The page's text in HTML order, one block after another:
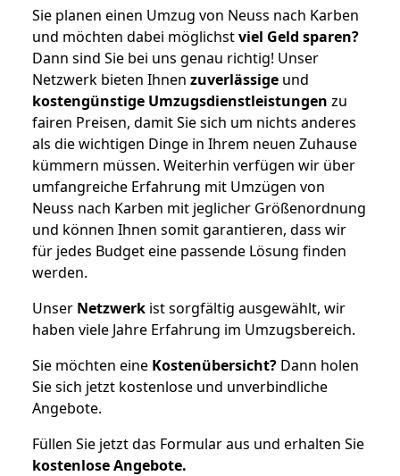
Sie planen einen Umzug von Neuss nach Karben
und möchten dabei möglichstviel Geld sparen?
Dann sind Sie bei uns genau richtig! Unser
Netzwerk bieten Ihnen zuverlässige und
kostengünstige Umzugsdienstleistungen zu
fairen Preisen, damit Sie sich um nichts anderes
als die wichtigen Dinge in Ihrem neuen Zuhause
kümmern müssen. Weiterhin verfügen wir über
umfangreiche Erfahrung mit Umzügen von
Neuss nach Karben mit jeglicher Größenordnung
und können Ihnen somit garantieren, dass wir
für jedes Budget eine passende Lösung finden
werden.
Unser Netzwerk ist sorgfältig ausgewählt, wir
haben viele Jahre Erfahrung im Umzugsbereich.
Sie möchten eine Kostenübersicht? Dann holen
Sie sich jetzt kostenlose und unverbindliche
Angebote.
Füllen Sie jetzt das Formular aus und erhalten Sie
kostenloseAngebote.